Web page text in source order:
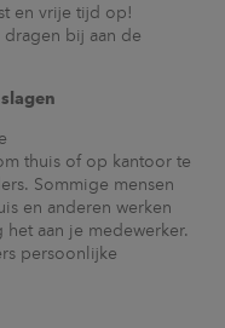
en vrije tijd op!
bij aan de
thuis of op kantoor te
Sommige mensen
en anderen werken
het aan je medewerker.
persoonlijke